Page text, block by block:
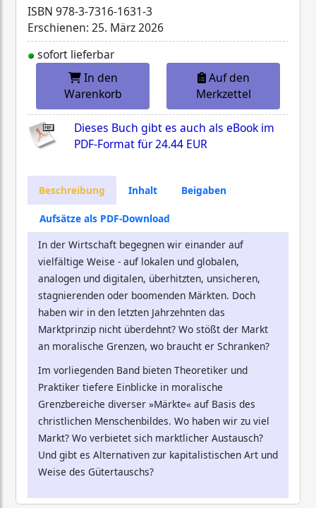
ISBN 978-3-7316-1631-3
Erschienen: 25. März 2026
sofort lieferbar
In den
Warenkorb
Auf den
Merkzettel
Dieses Buch gibt es auch als eBook im
PDF-Format für24.44 EUR
Beschreibung Inhalt Beigaben
Aufsätze als PDF-Download
In der Wirtschaft begegnen wir einander auf
vielfältige Weise - auf lokalen und globalen,
analogen und digitalen, überhitzten, unsicheren,
stagnierenden oder boomenden Märkten. Doch
haben wir in den letzten Jahrzehnten das
Marktprinzip nicht überdehnt? Wo stößt der Markt
an moralische Grenzen, wo braucht er Schranken?
Im vorliegenden Band bieten Theoretiker und
Praktiker tiefere Einblicke in moralische
Grenzbereiche diverser »Märkte« auf Basis des
christlichen Menschenbildes. Wo haben wir zu viel
Markt? Wo verbietet sich marktlicher Austausch?
Und gibt es Alternativen zur kapitalistischen Art und
Weise des Gütertauschs?